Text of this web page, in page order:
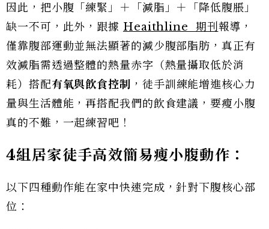
因此，把小腹「練緊」＋「減脂」＋「降低腹脹」
缺一不可，此外，跟據 Heaithline 期刊報導，
僅靠腹部運動並無法顯著的減少腹部脂肪，真正有
效減脂需透過整體的熱量赤字（熱量攝取低於消
耗）搭配有氧與飲食控制 ，徒手訓練能增進核心力
量與生活體能，再搭配我們的飲食建議，要瘦小腹
真的不難，一起練習吧！
4組居家徒手高效簡易瘦小腹動作：
以下四種動作能在家中快速完成，針對下腹核心部
位：